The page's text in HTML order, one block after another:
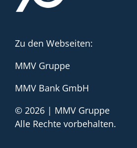
Zu den Webseiten:
MMV Gruppe
MMV Bank GmbH
© 2026 | MMV Gruppe
Alle Rechte vorbehalten.